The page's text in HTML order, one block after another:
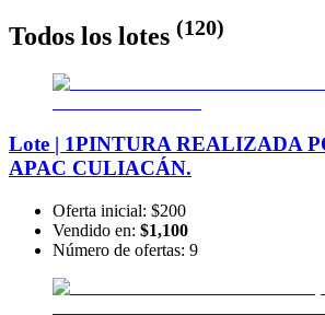
Todos los lotes (120)
Lote | 1PINTURA REALIZADA
APAC CULIACÁN.
Oferta inicial: $200
Vendido en: $1,100
Número de ofertas: 9